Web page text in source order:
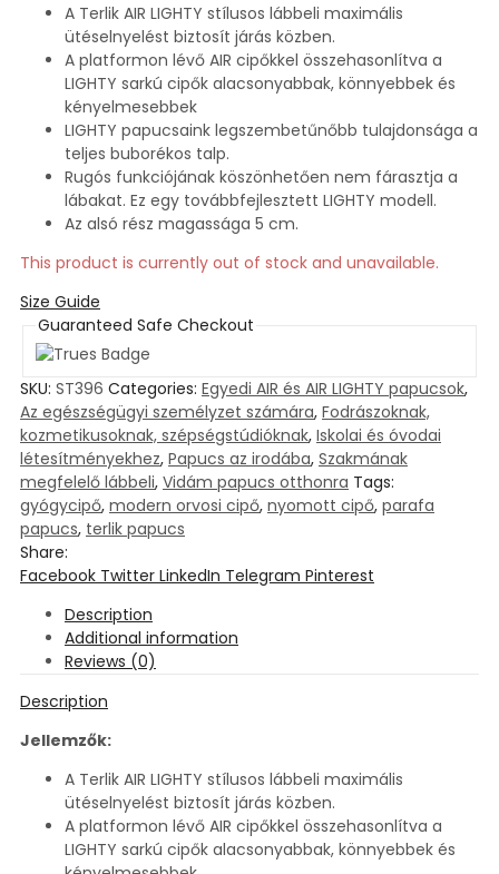
A Terlik AIR LIGHTY stílusos lábbeli maximális
ütéselnyelést biztosít járás közben.
A platformon lévő AIR cipőkkel összehasonlítva a
LIGHTY sarkú cipők alacsonyabbak, könnyebbek és
kényelmesebbek
LIGHTY papucsaink legszembetűnőbb tulajdonsága a
teljes buborékos talp.
Rugós funkciójának köszönhetően nem fárasztja a
lábakat. Ez egy továbbfejlesztett LIGHTY modell.
Az alsó rész magassága 5 cm.
This product is currently out of stock and unavailable.
Size Guide
Guaranteed Safe Checkout
SKU: ST396 Categories: Egyedi AIR és AIR LIGHTY papucsok,
Az egészségügyi személyzet számára, Fodrászoknak,
kozmetikusoknak, szépségstúdióknak, Iskolai és óvodai
létesítményekhez, Papucs az irodába, Szakmának
megfelelő lábbeli, Vidám papucs otthonra Tags:
gyógycipő, modern orvosi cipő, nyomott cipő, parafa
papucs, terlik papucs
Share:
Facebook Twitter LinkedIn Telegram Pinterest
Description
Additional information
Reviews (0)
Description
Jellemzők:
A Terlik AIR LIGHTY stílusos lábbeli maximális
ütéselnyelést biztosít járás közben.
A platformon lévő AIR cipőkkel összehasonlítva a
LIGHTY sarkú cipők alacsonyabbak, könnyebbek és